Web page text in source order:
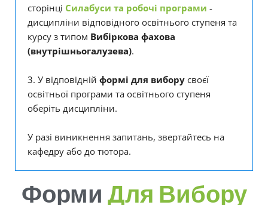
сторінці Силабуси та робочі програми -
дисципліни відповідного освітнього ступеня та
курсу з типом Вибіркова фахова
(внутрішньогалузева).
3. У відповідній формі для вибору своєї
освітньої програми та освітнього ступеня
оберіть дисципліни.
У разі виникнення запитань, звертайтесь на
кафедру або до тютора.
ФормиДля Вибору